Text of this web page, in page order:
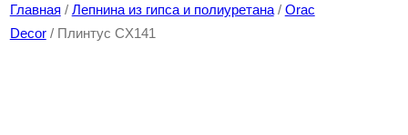
Главная / Лепнина из гипса и полиуретана/ Orac
Decor/ Плинтус CX141